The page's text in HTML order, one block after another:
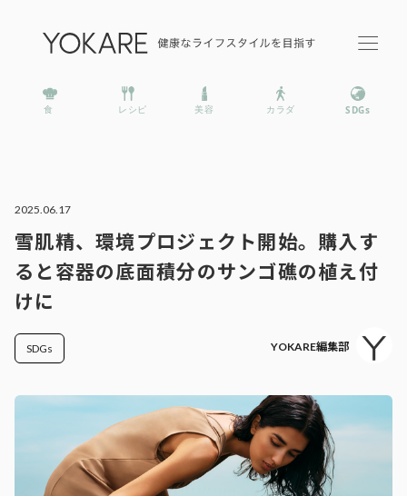
2025.06.17
雪肌精、環境プロジェクト開始。購入す
ると容器の底面積分のサンゴ礁の植え付
けに
SDGs YOKARE編集部